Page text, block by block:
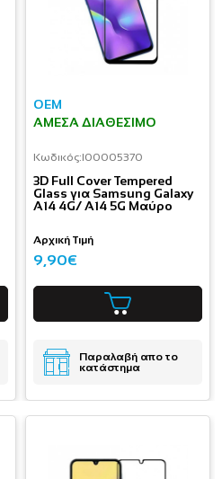
OEM
ΆΜΕΣΑ ΔΙΑΘΈΣΙΜΟ
Κωδικός:I00005370
3D Full Cover Tempered
Glass για Samsung Galaxy
A14 4G/ A14 5G Μαύρο
Αρχική Τιμή
9,90€
Παραλαβή απο το
κατάστημα